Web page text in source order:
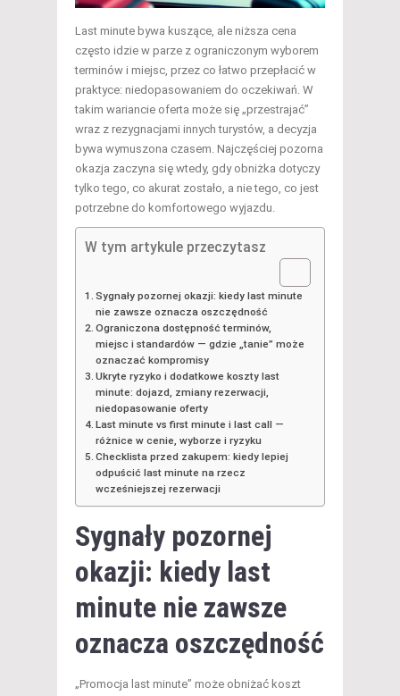
Last minute bywa kuszące, ale niższa cena
często idzie w parze z ograniczonym wyborem
terminów i miejsc, przez co łatwo przepłacić w
praktyce: niedopasowaniem do oczekiwań. W
takim wariancie oferta może się „przestrajać”
wraz z rezygnacjami innych turystów, a decyzja
bywa wymuszona czasem. Najczęściej pozorna
okazja zaczyna się wtedy, gdy obniżka dotyczy
tylko tego, co akurat zostało, a nie tego, co jest
potrzebne do komfortowego wyjazdu.
W tym artykule przeczytasz
Sygnały pozornej okazji: kiedy last minute
nie zawsze oznacza oszczędność
Ograniczona dostępność terminów,
miejsc i standardów — gdzie „tanie” może
oznaczać kompromisy
Ukryte ryzyko i dodatkowe koszty last
minute: dojazd, zmiany rezerwacji,
niedopasowanie oferty
Last minute vs first minute i last call —
różnice w cenie, wyborze i ryzyku
Checklista przed zakupem: kiedy lepiej
odpuścić last minute na rzecz
wcześniejszej rezerwacji
Sygnały pozornej
okazji: kiedy last
minute nie zawsze
oznacza oszczędność
„Promocja last minute” może obniżać koszt